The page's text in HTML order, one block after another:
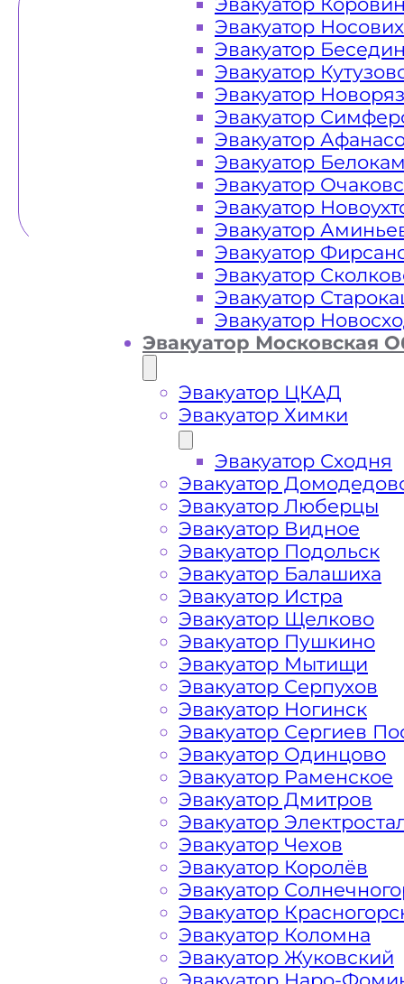
Как
Рязанский
Перевозка автомобиля по
дешево, круглосуточно и срочно –
решить возникшие на дороге
вам свои услуги по вызову
найдете все, что нужно для
доступные цены, круглосуточную
большим опытом работы. Мы
Эвакуатор
Эвакуатор
Эвакуатор
Эвакуатор
Эвакуатор
Эвакуатор
Эвакуатор
Эвакуатор
Эвакуатор
Эвакуатор
Эвакуатор
Эвакуатор
Эвакуатор
Эвакуатор
Эвакуатор Московская
Эвакуатор ЦКАД
Эвакуатор Химки
Эвакуатор Сходня
Эвакуатор
Эвакуатор Люберцы
Эвакуатор Видное
Эвакуатор Подольск
Эвакуатор Балашиха
Эвакуатор Истра
Эвакуатор Щелково
Эвакуатор Пушкино
Эвакуатор Мытищи
Эвакуатор Серпухов
Эвакуатор Ногинск
Эвакуатор Сергиев
Эвакуатор Одинцово
Эвакуатор Раменское
Эвакуатор Дмитров
Эвакуатор
Эвакуатор Чехов
Эвакуатор Королёв
Эвакуатор
Эвакуатор
Эвакуатор Коломна
Эвакуатор Жуковский